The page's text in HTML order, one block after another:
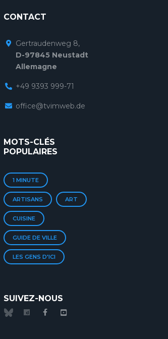
CONTACT
Gertraudenweg 8,
D-97845 Neustadt
Allemagne
+49 9393 999-71
office@tvimweb.de
MOTS-CLÉS
POPULAIRES
1 MINUTE
ARTISANS ART
CUISINE
GUIDE DE VILLE
LES GENS D'ICI
SUIVEZ-NOUS